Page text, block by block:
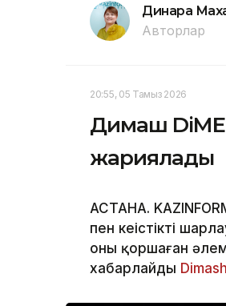
Динара
Авторлар
20:55, 05 Тамыз 2026
Димаш
жариялады
АСТАНА.
пен кеңістікті
оны қоршаған
хабарлайды